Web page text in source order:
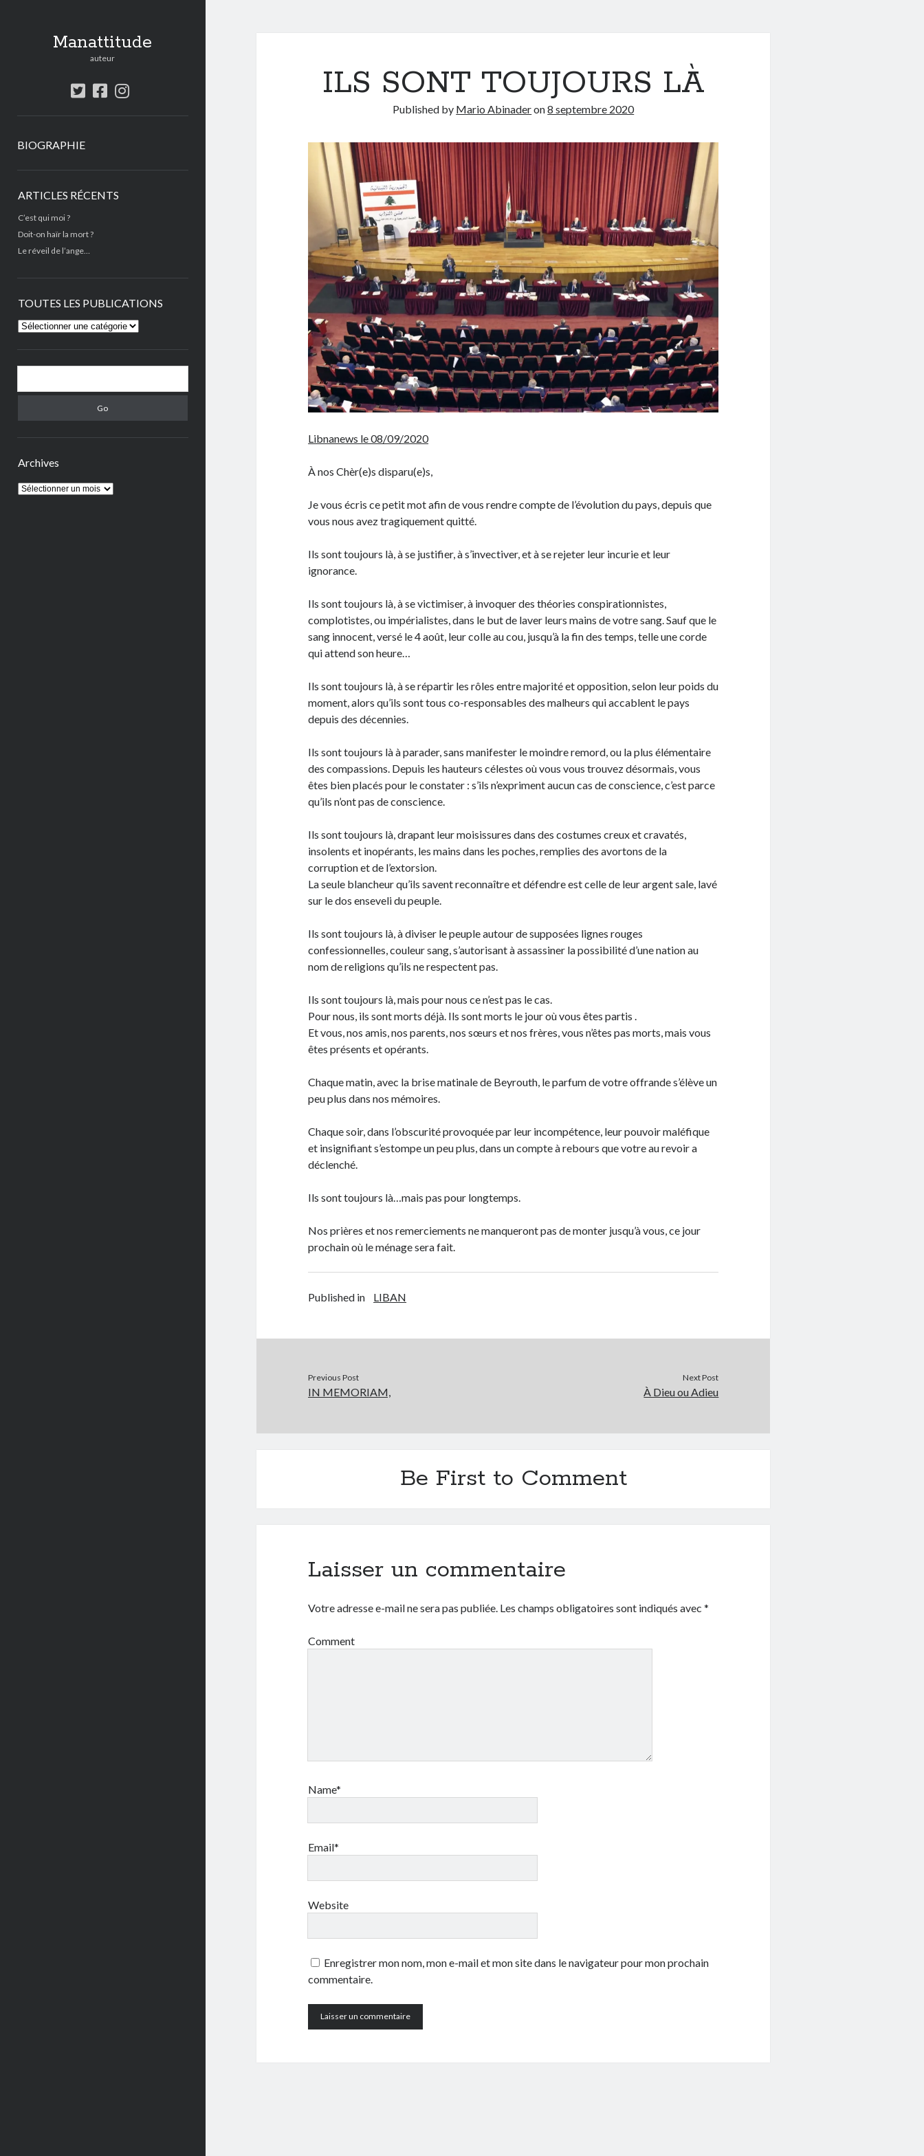
Manattitude
auteur
twitterfacebook
instagram
BIOGRAPHIE
ARTICLES RÉCENTS
C’est qui moi ?
Doit-on haïr la mort ?
Le réveil de l’ange…
TOUTES LES PUBLICATIONS
TOUTES
PUBLICATIONS
Archives
Archives
ILS SONT TOUJOURS LÀ
Published by Mario Abinaderon8 septembre 2020
Libnanews le 08/09/2020
À nos Chèr(e)s disparu(e)s,
Je vous écris ce petit mot afin de vous rendre compte de l’évolution du pays, depuis que
vous nous avez tragiquement quitté.
Ils sont toujours là, à se justifier, à s’invectiver, et à se rejeter leur incurie et leur
ignorance.
Ils sont toujours là, à se victimiser, à invoquer des théories conspirationnistes,
complotistes, ou impérialistes, dans le but de laver leurs mains de votre sang. Sauf que le
sang innocent, versé le 4 août, leur colle au cou, jusqu’à la fin des temps, telle une corde
qui attend son heure…
Ils sont toujours là, à se répartir les rôles entre majorité et opposition, selon leur poids du
moment, alors qu’ils sont tous co-responsables des malheurs qui accablent le pays
depuis des décennies.
Ils sont toujours là à parader, sans manifester le moindre remord, ou la plus élémentaire
des compassions. Depuis les hauteurs célestes où vous vous trouvez désormais, vous
êtes bien placés pour le constater : s’ils n’expriment aucun cas de conscience, c’est parce
qu’ils n’ont pas de conscience.
Ils sont toujours là, drapant leur moisissures dans des costumes creux et cravatés,
insolents et inopérants, les mains dans les poches, remplies des avortons de la
corruption et de l’extorsion.
La seule blancheur qu’ils savent reconnaître et défendre est celle de leur argent sale, lavé
sur le dos enseveli du peuple.
Ils sont toujours là, à diviser le peuple autour de supposées lignes rouges
confessionnelles, couleur sang, s’autorisant à assassiner la possibilité d’une nation au
nom de religions qu’ils ne respectent pas.
Ils sont toujours là, mais pour nous ce n’est pas le cas.
Pour nous, ils sont morts déjà. Ils sont morts le jour où vous êtes partis .
Et vous, nos amis, nos parents, nos sœurs et nos frères, vous n’êtes pas morts, mais vous
êtes présents et opérants.
Chaque matin, avec la brise matinale de Beyrouth, le parfum de votre offrande s’élève un
peu plus dans nos mémoires.
Chaque soir, dans l’obscurité provoquée par leur incompétence, leur pouvoir maléfique
et insignifiant s’estompe un peu plus, dans un compte à rebours que votre au revoir a
déclenché.
Ils sont toujours là…mais pas pour longtemps.
Nos prières et nos remerciements ne manqueront pas de monter jusqu’à vous, ce jour
prochain où le ménage sera fait.
Published in LIBAN
Previous Post
IN MEMORIAM,
Next Post
À Dieu ou Adieu
Be First to Comment
Laisser un commentaire
Votre adresse e-mail ne sera pas publiée. Les champs obligatoires sont indiqués avec*
Comment
Name*
Email*
Website
Enregistrer mon nom, mon e-mail et mon site dans le navigateur pour mon prochain
commentaire.